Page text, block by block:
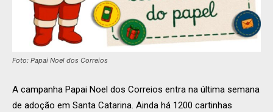
Foto: Papai Noel dos Correios
A campanha Papai Noel dos Correios entra na última semana
de adoção em Santa Catarina. Ainda há 1200 cartinhas